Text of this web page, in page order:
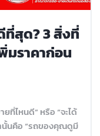
ที่สุด? 3 สิ่งที่
มราคาก่อน
ที่ไหนดี” หรือ “จะได้
นั้นคือ “รถของคุณดูมี